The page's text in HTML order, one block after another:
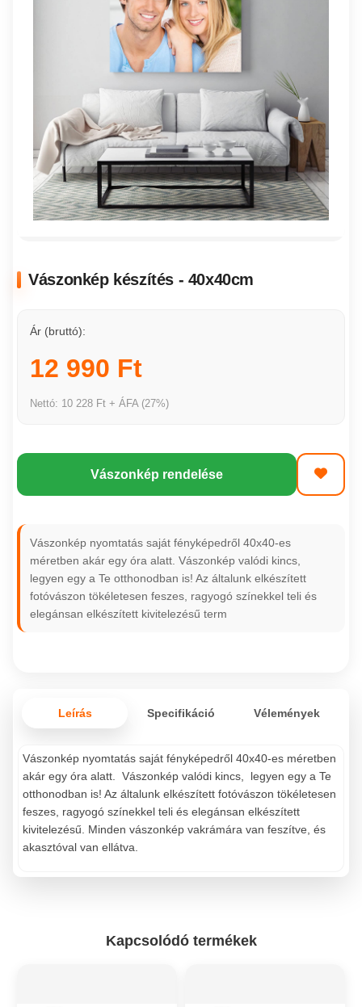
Vászonkép készítés - 40x40cm
Ár (bruttó):
12 990 Ft
Nettó: 10 228 Ft + ÁFA (27%)
Vászonkép rendelése
Vászonkép nyomtatás saját fényképedről 40x40-es
méretben akár egy óra alatt. Vászonkép valódi kincs,
legyen egy a Te otthonodban is! Az általunk elkészített
fotóvászon tökéletesen feszes, ragyogó színekkel teli és
elegánsan elkészített kivitelezésű term
Leírás Specifikáció Vélemények
Vászonkép nyomtatás saját fényképedről 40x40-es méretben
akár egy óra alatt. Vászonkép valódi kincs, legyen egy a Te
otthonodban is! Az általunk elkészített fotóvászon tökéletesen
feszes, ragyogó színekkel teli és elegánsan elkészített
kivitelezésű. Minden vászonkép vakrámára van feszítve, és
akasztóval van ellátva.
Kapcsolódó termékek